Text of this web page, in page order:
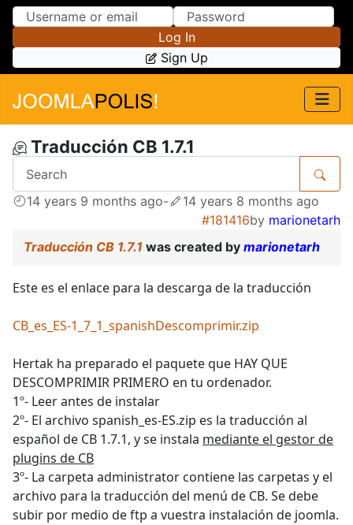
Skip to Content
Skip to Menu
Log In
Sign Up
Traducción CB 1.7.1
14 years 9 months ago-
14 years 8 months ago
#181416by marionetarh
Traducción CB 1.7.1 was created by marionetarh
Este es el enlace para la descarga de la traducción
CB_es_ES-1_7_1_spanishDescomprimir.zip
Hertak ha preparado el paquete que HAY QUE
DESCOMPRIMIR PRIMERO en tu ordenador.
1º- Leer antes de instalar
2º- El archivo spanish_es-ES.zip es la traducción al
español de CB 1.7.1, y se instala mediante el gestor de
plugins de CB
3º- La carpeta administrator contiene las carpetas y el
archivo para la traducción del menú de CB. Se debe
subir por medio de ftp a vuestra instalación de joomla.